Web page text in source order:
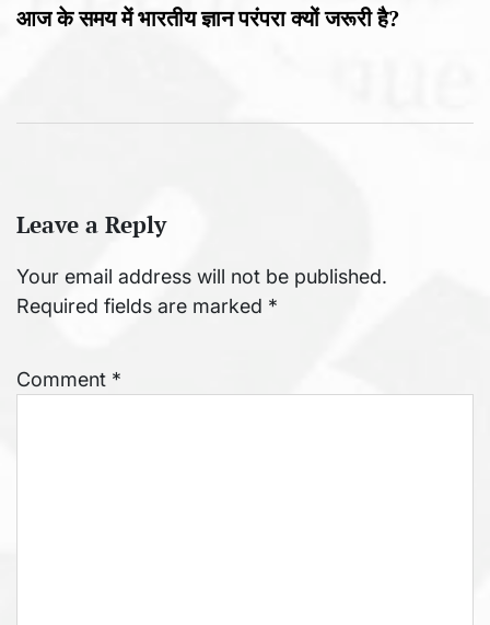
आज के समय में भारतीय ज्ञान परंपरा क्यों जरूरी है?
Leave a Reply
Your email address will not be published.
Required fields are marked *
Comment *